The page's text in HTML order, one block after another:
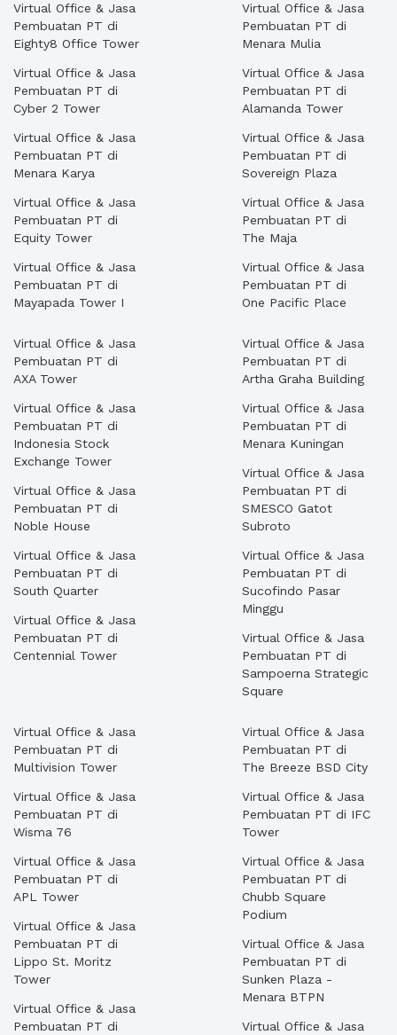
Virtual Office & Jasa
Pembuatan PT di
Eighty8 Office Tower
Virtual Office & Jasa
Pembuatan PT di
Cyber 2 Tower
Virtual Office & Jasa
Pembuatan PT di
Menara Karya
Virtual Office & Jasa
Pembuatan PT di
Equity Tower
Virtual Office & Jasa
Pembuatan PT di
Mayapada Tower I
Virtual Office & Jasa
Pembuatan PT di
Menara Mulia
Virtual Office & Jasa
Pembuatan PT di
Alamanda Tower
Virtual Office & Jasa
Pembuatan PT di
Sovereign Plaza
Virtual Office & Jasa
Pembuatan PT di
The Maja
Virtual Office & Jasa
Pembuatan PT di
One Pacific Place
Virtual Office & Jasa
Pembuatan PT di
AXA Tower
Virtual Office & Jasa
Pembuatan PT di
Indonesia Stock
Exchange Tower
Virtual Office & Jasa
Pembuatan PT di
Noble House
Virtual Office & Jasa
Pembuatan PT di
South Quarter
Virtual Office & Jasa
Pembuatan PT di
Centennial Tower
Virtual Office & Jasa
Pembuatan PT di
Artha Graha Building
Virtual Office & Jasa
Pembuatan PT di
Menara Kuningan
Virtual Office & Jasa
Pembuatan PT di
SMESCO Gatot
Subroto
Virtual Office & Jasa
Pembuatan PT di
Sucofindo Pasar
Minggu
Virtual Office & Jasa
Pembuatan PT di
Sampoerna Strategic
Square
Virtual Office & Jasa
Pembuatan PT di
Multivision Tower
Virtual Office & Jasa
Pembuatan PT di
Wisma 76
Virtual Office & Jasa
Pembuatan PT di
APL Tower
Virtual Office & Jasa
Pembuatan PT di
Lippo St. Moritz
Tower
Virtual Office & Jasa
Pembuatan PT di
Virtual Office & Jasa
Pembuatan PT di
The Breeze BSD City
Virtual Office & Jasa
Pembuatan PT di IFC
Tower
Virtual Office & Jasa
Pembuatan PT di
Chubb Square
Podium
Virtual Office & Jasa
Pembuatan PT di
Sunken Plaza -
Menara BTPN
Virtual Office & Jasa